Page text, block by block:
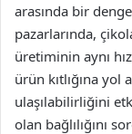
arasında bir
pazarlarında,
üretiminin aynı
ürün kıtlığına yol
ulaşılabilirliğini
olan bağlılığını